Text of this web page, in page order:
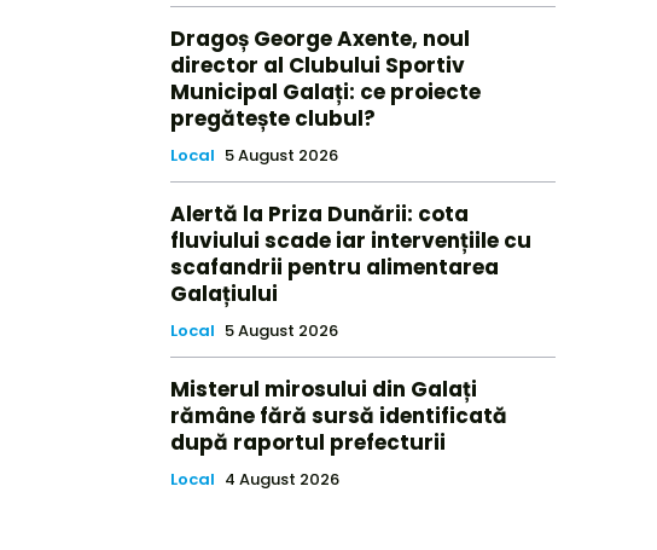
Dragoș George Axente, noul
director al Clubului Sportiv
Municipal Galați: ce proiecte
pregătește clubul?
Local 5 August 2026
Alertă la Priza Dunării: cota
fluviului scade iar intervențiile cu
scafandrii pentru alimentarea
Galațiului
Local 5 August 2026
Misterul mirosului din Galați
rămâne fără sursă identificată
după raportul prefecturii
Local 4 August 2026